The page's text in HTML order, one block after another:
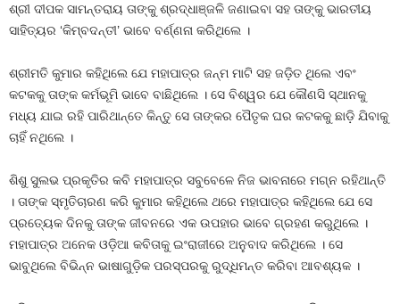
ଶ୍ରୀ ଦୀପକ ସାମନ୍ତରାୟ ତାଙ୍କୁ ଶ୍ରଦ୍ଧାଞ୍ଜଳି ଜଣାଇବା ସହ ତାଙ୍କୁ ଭାରତୀୟ
ସାହିତ୍ୟର ‘କିମ୍ବଦନ୍ତୀ’ ଭାବେ ବର୍ଣ୍ଣନା କରିଥିଲେ ।
ଶ୍ରୀମତି କୁମାର କହିଥିଲେ ଯେ ମହାପାତ୍ର ଜନ୍ମ ମାଟି ସହ ଜଡ଼ିତ ଥିଲେ ଏବଂ
କଟକକୁ ତାଙ୍କ କର୍ମଭୂମି ଭାବେ ବାଛିଥିଲେ । ସେ ବିଶ୍ୱର ଯେ କୌଣସି ସ୍ଥାନକୁ
ମଧ୍ୟ ଯାଇ ରହି ପାରିଥାନ୍ତେ କିନ୍ତୁ ସେ ତାଙ୍କର ପୈତୃକ ଘର କଟକକୁ ଛାଡ଼ି ଯିବାକୁ
ଚାହିଁ ନଥିଲେ ।
ଶିଶୁ ସୁଲଭ ପ୍ରକୃତିର କବି ମହାପାତ୍ର ସବୁବେଳେ ନିଜ ଭାବନାରେ ମଗ୍ନ ରହିଥାନ୍ତି
। ତାଙ୍କ ସ୍ମୃତିଚାରଣ କରି କୁମାର କହିଥିଲେ ଥରେ ମହାପାତ୍ର କହିଥିଲେ ଯେ ସେ
ପ୍ରତ୍ୟେକ ଦିନକୁ ତାଙ୍କ ଜୀବନରେ ଏକ ଉପହାର ଭାବେ ଗ୍ରହଣ କରୁଥିଲେ ।
ମହାପାତ୍ର ଅନେକ ଓଡ଼ିଆ କବିତାକୁ ଇଂରାଜୀରେ ଅନୁବାଦ କରିଥିଲେ । ସେ
ଭାବୁଥିଲେ ବିଭିନ୍ନ ଭାଷାଗୁଡ଼ିକ ପରସ୍ପରକୁ ରୁଦ୍ଧିମନ୍ତ କରିବା ଆବଶ୍ୟକ ।